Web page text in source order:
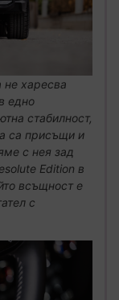
не харесва
едно
стабилност,
са присъщи и
с нея зад
Edition в
всъщност е
с